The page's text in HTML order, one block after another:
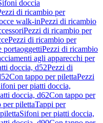
doccia
di ricambio per
walk-inPezzi di ricambio
Pezzi di ricambio per
Pezzi di ricambio per
portaoggettiPezzi di ricambio
agli apparecchi per
doccia, d52Pezzi di
Con tappo per pilettaPezzi
per piatti doccia,
doccia, d62Con tappo per
per pilettaTappi per
Sifoni per piatti doccia,